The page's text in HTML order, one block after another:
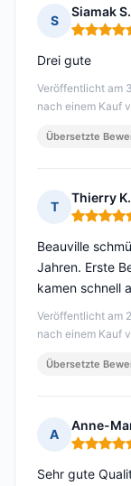
S
Siamak S.
Hinweis:
Veröffentlicht am
nach einem Kauf
Drei gute
Übersetzte
T
Thierry K.
Hinweis:
Veröffentlicht am
nach einem Kauf
Beauville
Jahren. Erste
kamen schnell
Übersetzte
A
Anne-
Hinweis:
Sehr gute